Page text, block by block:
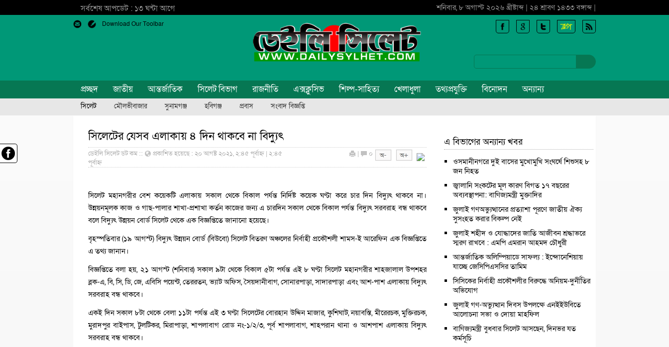
সর্বশেষ আপডেট : ১৩ ঘন্টা আগে শনিবার, ৮ অগাস্ট ২০২৬ খ্রীষ্টাব্দ | ২৪ শ্রাবণ ১৪৩৩ বঙ্গাব্দ |
Download Our Toolbar
প্রচ্ছদ জাতীয় আন্তর্জাতিক সিলেট বিভাগ রাজনীতি এক্সক্লুসিভ শিল্প-সাহিত্য খেলাধুলা তথ্যপ্রযুক্তি বিনোদন অন্যান্য
সিলেট মৌলভীবাজার সুনামগঞ্জ হবিগঞ্জ প্রবাস সংবাদ বিজ্ঞপ্তি
সিলেটের যেসব এলাকায় ৪ দিন থাকবে না বিদ্যুৎ
ডেইলি সিলেট ডট কম ::
প্রকাশিত হয়েছে : ২০ আগষ্ট ২০২১, ২:৪৫ পূর্বাহ্ন | ২:৪৫
পূর্বাহ্ন
| ০
সিলেট মহানগরীর বেশ কয়েকটি এলাকায় সকাল থেকে বিকাল পর্যন্ত নির্দিষ্ট কয়েক ঘণ্টা করে চার দিন বিদ্যুৎ থাকবে না।
উন্নয়নমূলক কাজ ও গাছ-পালার শাখা-প্রশাখা কর্তন কাজের জন্য এ চারদিন সকাল থেকে বিকাল পর্যন্ত বিদ্যুৎ সরবরাহ বন্ধ থাকবে
বলে বিদ্যুৎ উন্নয়ন বোর্ড সিলেট থেকে এক বিজ্ঞপ্তিতে জানানো হয়েছে।
বৃহস্পতিবার (১৯ আগস্ট) বিদ্যুৎ উন্নয়ন বোর্ড (বিউবো) সিলেট বিতরণ অঞ্চলের নির্বাহী প্রকৌশলী শামস-ই আরেফিন এক বিজ্ঞপ্তিতে
এ তথ্য জানান।
বিজ্ঞপ্তিতে বলা হয়, ২১ আগস্ট (শনিবার) সকাল ৯টা থেকে বিকাল ৫টা পর্যন্ত এই ৮ ঘণ্টা সিলেট মহানগরীর শাহজালাল উপশহর
ব্লক-এ, বি, সি, ডি, জে, এবিসি পয়েন্ট, তেররতন, ভ্যাট অফিস, সৈয়দানীবাগ, সোনারপাড়া, সাদারপাড়া এবং আশ-পাশ এলাকায় বিদ্যুৎ
সরবরাহ বন্ধ থাকবে।
একই দিন সকাল ৮টা থেকে বেলা ১১টা পর্যন্ত এই ৩ ঘণ্টা সিলেটের বোরহান উদ্দিন মাজার, কুশিঘাট, নয়াবস্তি, মীরেরচক, মুক্তিরচক,
মুরাদপুর বাইপাস, টুলটিকর, মিরাপাড়া, শাপলাবাগ রোড নং-১/২/৩, পূর্ব শাপলাবাগ, শাহপরান থানা ও আশপাশ এলাকায় বিদ্যুৎ
সরবরাহ বন্ধ থাকবে।
এ বিভাগের অন্যান্য খবর
ওসমানীনগরে দুই বাসের মুখোমুখি সংঘর্ষে শিশুসহ ৮
জন নিহত
জ্বালানি সংকটের মূল কারণ বিগত ১৭ বছরের
অব্যবস্থাপনা: বাণিজ্যমন্ত্রী মুক্তাদির
জুলাই গণঅভ্যুত্থানের প্রত্যাশা পূরণে জাতীয় ঐক্য
সুসংহত করার বিকল্প নেই
জুলাই শহীদ ও যোদ্ধাদের জাতি আজীবন শ্রদ্ধাভরে
স্মরণ রাখবে : এমপি এমরান আহমদ চৌধুরী
আন্তর্জাতিক অলিম্পিয়াডে সাফল্য : ইন্দোনেশিয়ায়
যাচ্ছে জেসিপিএসসির তামিম
সিসিকের নির্বাহী প্রকৌশলীর বিরুদ্ধে অনিয়ম-দুর্নীতির
অভিযোগ
জুলাই গণ-অভ্যুত্থান দিবস উপলক্ষে এনইইউবিতে
আলোচনা সভা ও দোয়া মাহফিল
বাণিজ্যমন্ত্রী বুধবার সিলেট আসছেন, দিনভর যত
কর্মসূচি